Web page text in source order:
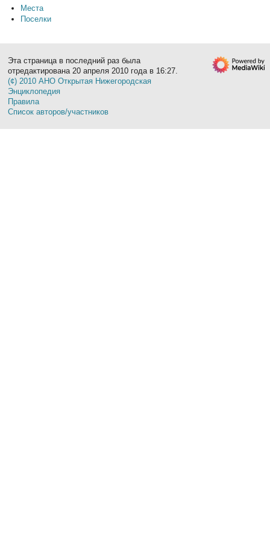
Места
Поселки
Эта страница в последний раз была
отредактирована 20 апреля 2010 года в 16:27.
(¢) 2010 АНО Открытая Нижегородская
Энциклопедия
Правила
Список авторов/участников